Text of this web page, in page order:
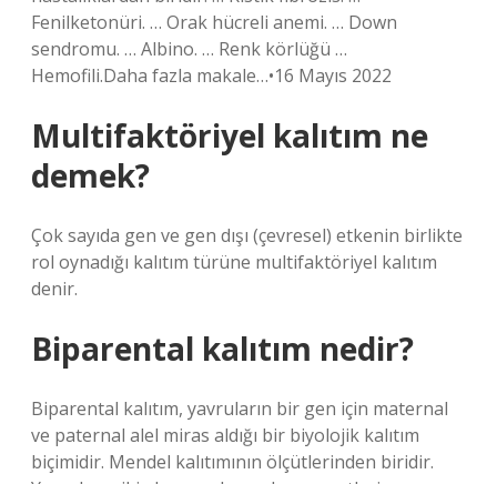
Fenilketonüri. … Orak hücreli anemi. … Down
sendromu. … Albino. … Renk körlüğü …
Hemofili.Daha fazla makale…•16 Mayıs 2022
Multifaktöriyel kalıtım ne
demek?
Çok sayıda gen ve gen dışı (çevresel) etkenin birlikte
rol oynadığı kalıtım türüne multifaktöriyel kalıtım
denir.
Biparental kalıtım nedir?
Biparental kalıtım, yavruların bir gen için maternal
ve paternal alel miras aldığı bir biyolojik kalıtım
biçimidir. Mendel kalıtımının ölçütlerinden biridir.